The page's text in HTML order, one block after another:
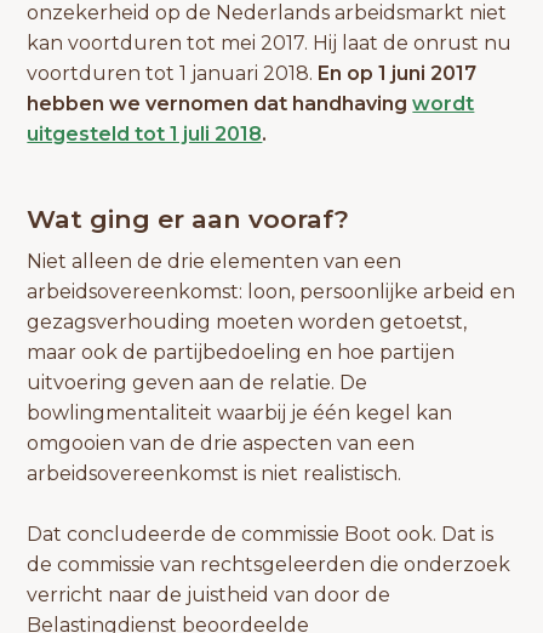
onzekerheid op de Nederlands arbeidsmarkt niet
kan voortduren tot mei 2017. Hij laat de onrust nu
voortduren tot 1 januari 2018. En op 1 juni 2017
hebben we vernomen dat handhavingwordt
uitgesteld tot 1 juli 2018.
Wat ging er aan vooraf?
Niet alleen de drie elementen van een
arbeidsovereenkomst: loon, persoonlijke arbeid en
gezagsverhouding moeten worden getoetst,
maar ook de partijbedoeling en hoe partijen
uitvoering geven aan de relatie. De
bowlingmentaliteit waarbij je één kegel kan
omgooien van de drie aspecten van een
arbeidsovereenkomst is niet realistisch.
Dat concludeerde de commissie Boot ook. Dat is
de commissie van rechtsgeleerden die onderzoek
verricht naar de juistheid van door de
Belastingdienst beoordeelde